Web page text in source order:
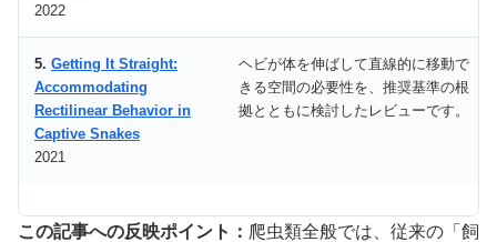
2022
5. Getting It Straight:
Accommodating
Rectilinear Behavior in
Captive Snakes
2021
ヘビが体を伸ばして直線的に移動で
きる空間の必要性を、推奨基準の根
拠とともに検討したレビューです。
この記事への反映ポイント： 爬虫類全般では、従来の「飼